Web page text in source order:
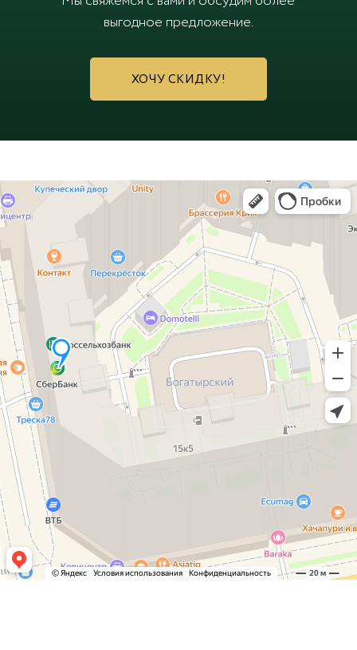
выгодное предложение.
ХОЧУ СКИДКУ!